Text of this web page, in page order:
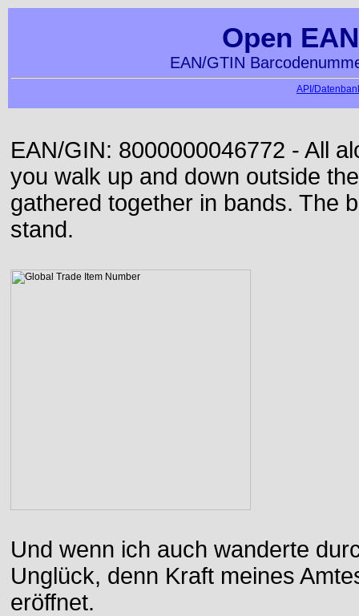
Open
EAN/GTIN
API/
EAN/GIN: 8000000046772 - All
you walk up and down outside
gathered together in bands. The
stand.
Und wenn ich auch wanderte
Unglück, denn Kraft meines
eröffnet.